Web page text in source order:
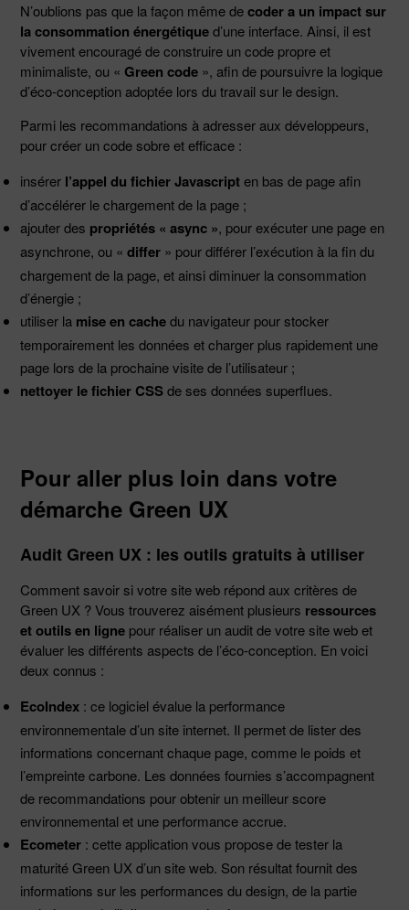
N’oublions pas que la façon même decoder a un impact sur
la consommation énergétiqued’une interface. Ainsi, il est
vivement encouragé de construire un code propre et
minimaliste, ou «Green code », afin de poursuivre la logique
d’éco-conception adoptée lors du travail sur le design.
Parmi les recommandations à adresser aux développeurs,
pour créer un code sobre et efficace :
insérer l’appel du fichier Javascripten bas de page afin
d’accélérer le chargement de la page ;
ajouter des propriétés « async », pour exécuter une page en
asynchrone, ou «differ » pour différer l’exécution à la fin du
chargement de la page, et ainsi diminuer la consommation
d’énergie ;
utiliser la mise en cachedu navigateur pour stocker
temporairement les données et charger plus rapidement une
page lors de la prochaine visite de l’utilisateur ;
nettoyer le fichier CSSde ses données superflues.
Pour aller plus loin dans votre
démarche Green UX
Audit Green UX : les outils gratuits à utiliser
Comment savoir si votre site web répond aux critères de
Green UX ? Vous trouverez aisément plusieurs ressources
et outils en ligne pour réaliser un audit de votre site web et
évaluer les différents aspects de l’éco-conception. En voici
deux connus :
EcoIndex : ce logiciel évalue la performance
environnementale d’un site internet. Il permet de lister des
informations concernant chaque page, comme le poids et
l’empreinte carbone. Les données fournies s’accompagnent
de recommandations pour obtenir un meilleur score
environnemental et une performance accrue.
Ecometer : cette application vous propose de tester la
maturité Green UX d’un site web. Son résultat fournit des
informations sur les performances du design, de la partie